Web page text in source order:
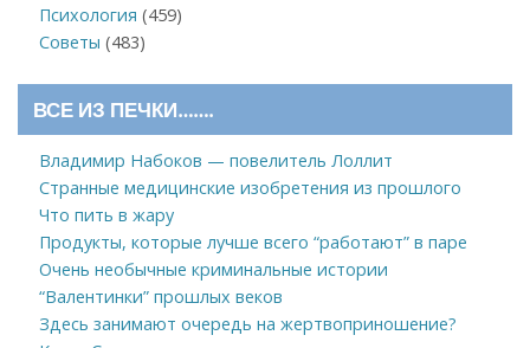
Психология (459)
Советы (483)
ВСЕ ИЗ ПЕЧКИ…….
Владимир Набоков — повелитель Лоллит
Странные медицинские изобретения из прошлого
Что пить в жару
Продукты, которые лучше всего “работают” в паре
Очень необычные криминальные истории
“Валентинки” прошлых веков
Здесь занимают очередь на жертвоприношение?